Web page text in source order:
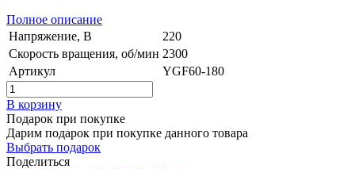
Полное описание
Напряжение, В
220
Скорость вращения, об/мин 2300
Артикул
YGF60-180
В корзину
Подарок при покупке
Дарим подарок при покупке данного товара
Выбрать подарок
Поделиться